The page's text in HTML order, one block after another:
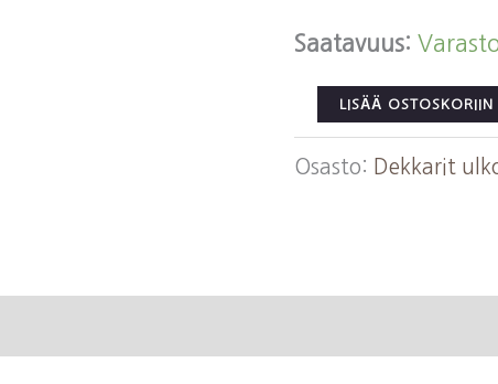
Saatavuus:
Lang,
Maria:
Murhenäytelmä
LISÄÄ OSTOSKORIIN
Osasto: Dekkarit